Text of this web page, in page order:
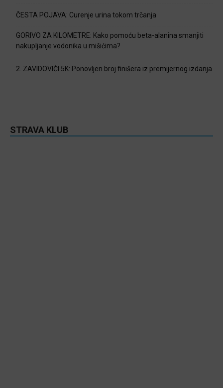
ČESTA POJAVA: Curenje urina tokom trčanja
GORIVO ZA KILOMETRE: Kako pomoću beta-alanina smanjiti
nakupljanje vodonika u mišićima?
2. ZAVIDOVIĆI 5K: Ponovljen broj finišera iz premijernog izdanja
STRAVA KLUB